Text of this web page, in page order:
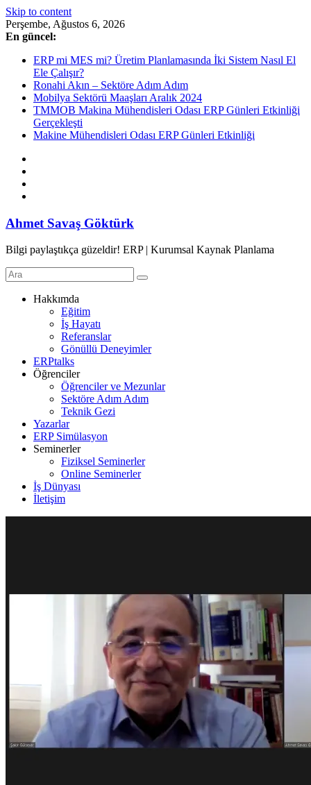
Skip to content
Perşembe, Ağustos 6, 2026
En güncel:
ERP mi MES mi? Üretim Planlamasında İki Sistem Nasıl El
Ele Çalışır?
Ronahi Akın – Sektöre Adım Adım
Mobilya Sektörü Maaşları Aralık 2024
TMMOB Makina Mühendisleri Odası ERP Günleri Etkinliği
Gerçekleşti
Makine Mühendisleri Odası ERP Günleri Etkinliği
Ahmet Savaş Göktürk
Bilgi paylaştıkça güzeldir! ERP | Kurumsal Kaynak Planlama
Hakkımda
Eğitim
İş Hayatı
Referanslar
Gönüllü Deneyimler
ERPtalks
Öğrenciler
Öğrenciler ve Mezunlar
Sektöre Adım Adım
Teknik Gezi
Yazarlar
ERP Simülasyon
Seminerler
Fiziksel Seminerler
Online Seminerler
İş Dünyası
İletişim